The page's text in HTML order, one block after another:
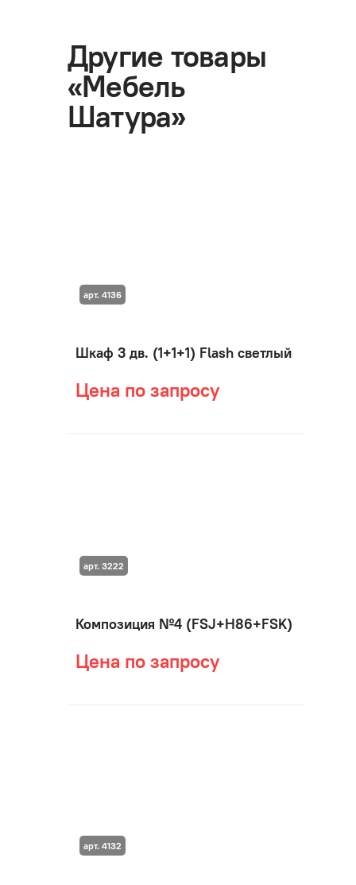
Другие товары
«Мебель
Шатура»
Шкаф 3 дв. (1+1+1) Flash светлый
Цена по запросу
арт. 4136
Композиция №4 (FSJ+H86+FSK)
Цена по запросу
арт. 3222
арт. 4132